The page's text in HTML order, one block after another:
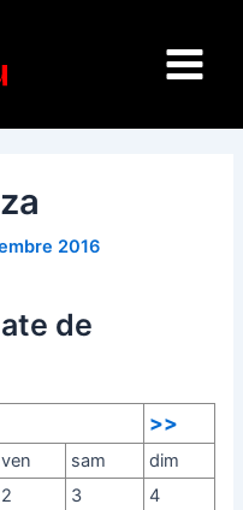
Menu
2016
de
>>
ven sam
dim
2 3
4